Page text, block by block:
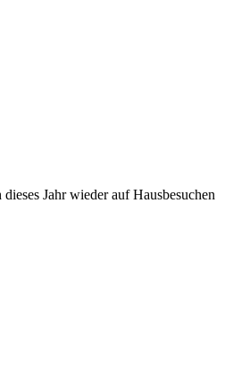
Jahr wieder auf Hausbesuchen